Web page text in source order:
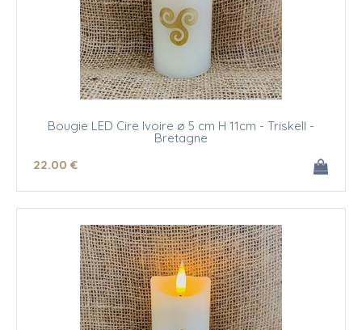
Bougie LED Cire Ivoire ø 5 cm H 11cm - Triskell -
Bretagne
22.00 €